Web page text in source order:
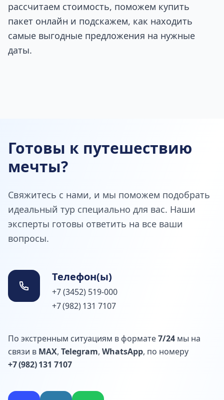
рассчитаем стоимость, поможем купить
пакет онлайн и подскажем, как находить
самые выгодные предложения на нужные
даты.
Готовы к путешествию
мечты?
Свяжитесь с нами, и мы поможем подобрать
идеальный тур специально для вас. Наши
эксперты готовы ответить на все ваши
вопросы.
Телефон(ы)
+7 (3452) 519-000
+7 (982) 131 7107
По экстренным ситуациям в формате7/24 мы на
связи в MAX, Telegram, WhatsApp, по номеру
+7 (982) 131 7107